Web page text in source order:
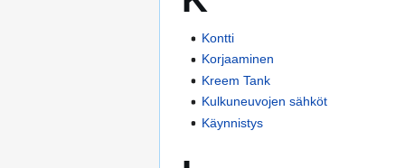
Kontti
Korjaaminen
Kreem Tank
Kulkuneuvojen sähköt
Käynnistys